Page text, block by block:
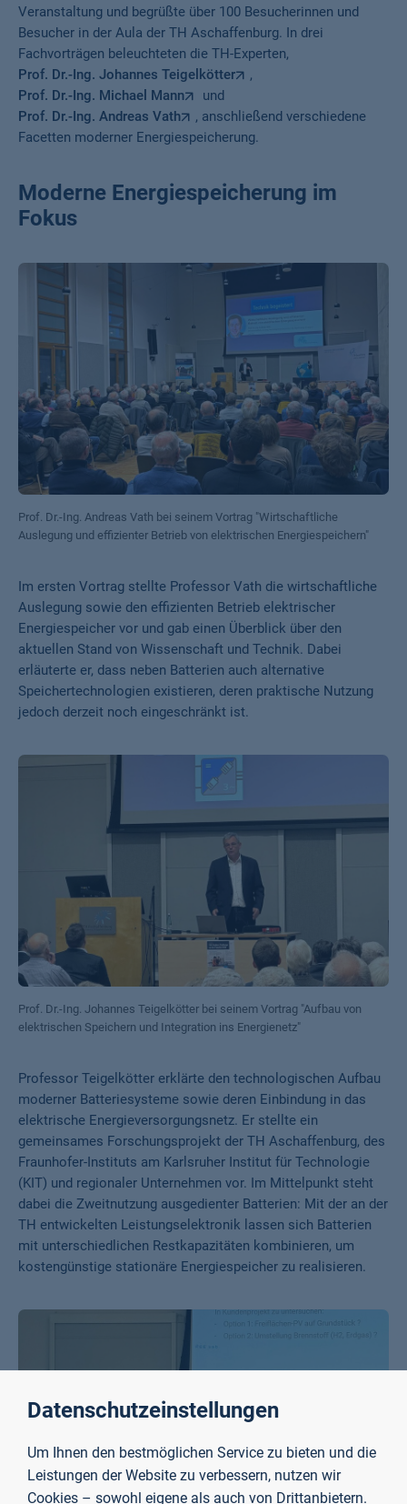
Veranstaltung und begrüßte über 100 Besucherinnen und
Besucher in der Aula der TH Aschaffenburg. In drei
Fachvorträgen beleuchteten die TH-Experten,
Prof. Dr.-Ing. Johannes Teigelkötter
,
Prof. Dr.-Ing. Michael Mann
und
Prof. Dr.-Ing. Andreas Vath
, anschließend verschiedene
Facetten moderner Energiespeicherung.
Moderne Energiespeicherung im
Fokus
Prof. Dr.-Ing. Andreas Vath bei seinem Vortrag "Wirtschaftliche
Auslegung und effizienter Betrieb von elektrischen Energiespeichern"
Im ersten Vortrag stellte Professor Vath die wirtschaftliche
Auslegung sowie den effizienten Betrieb elektrischer
Energiespeicher vor und gab einen Überblick über den
aktuellen Stand von Wissenschaft und Technik. Dabei
erläuterte er, dass neben Batterien auch alternative
Speichertechnologien existieren, deren praktische Nutzung
jedoch derzeit noch eingeschränkt ist.
Prof. Dr.-Ing. Johannes Teigelkötter bei seinem Vortrag "Aufbau von
elektrischen Speichern und Integration ins Energienetz"
Professor Teigelkötter erklärte den technologischen Aufbau
moderner Batteriesysteme sowie deren Einbindung in das
elektrische Energieversorgungsnetz. Er stellte ein
gemeinsames Forschungsprojekt der TH Aschaffenburg, des
Fraunhofer-Instituts am Karlsruher Institut für Technologie
(KIT) und regionaler Unternehmen vor. Im Mittelpunkt steht
dabei die Zweitnutzung ausgedienter Batterien: Mit der an der
TH entwickelten Leistungselektronik lassen sich Batterien
mit unterschiedlichen Restkapazitäten kombinieren, um
kostengünstige stationäre Energiespeicher zu realisieren.
Datenschutzeinstellungen
Um Ihnen den bestmöglichen Service zu bieten und die
Leistungen der Website zu verbessern, nutzen wir
Cookies – sowohl eigene als auch von Drittanbietern.